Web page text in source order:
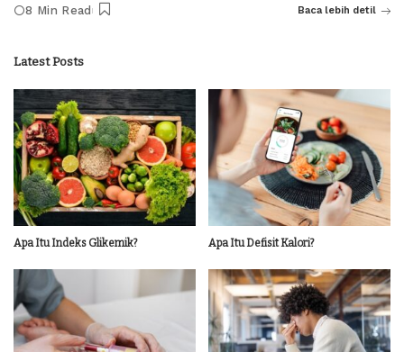
8 Min Read Baca lebih detil
Latest Posts
Apa Itu Indeks Glikemik? Apa Itu Defisit Kalori?